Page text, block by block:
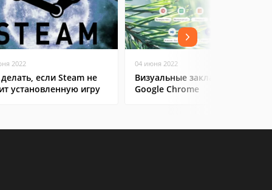
2022
если Steam не
установленную игру
04 июня 2022
Визуальные закладки для
Google Chrome